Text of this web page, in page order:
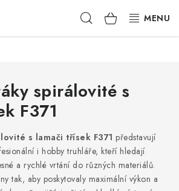
Hledat NÁKUPNÍ
KOŠÍK
spirálovité s
F371
s lamači třísek F371 představují
i hobby truhláře, kteří hledají
a rychlé vrtání do různých materiálů.
tak, aby poskytovaly maximální výkon a